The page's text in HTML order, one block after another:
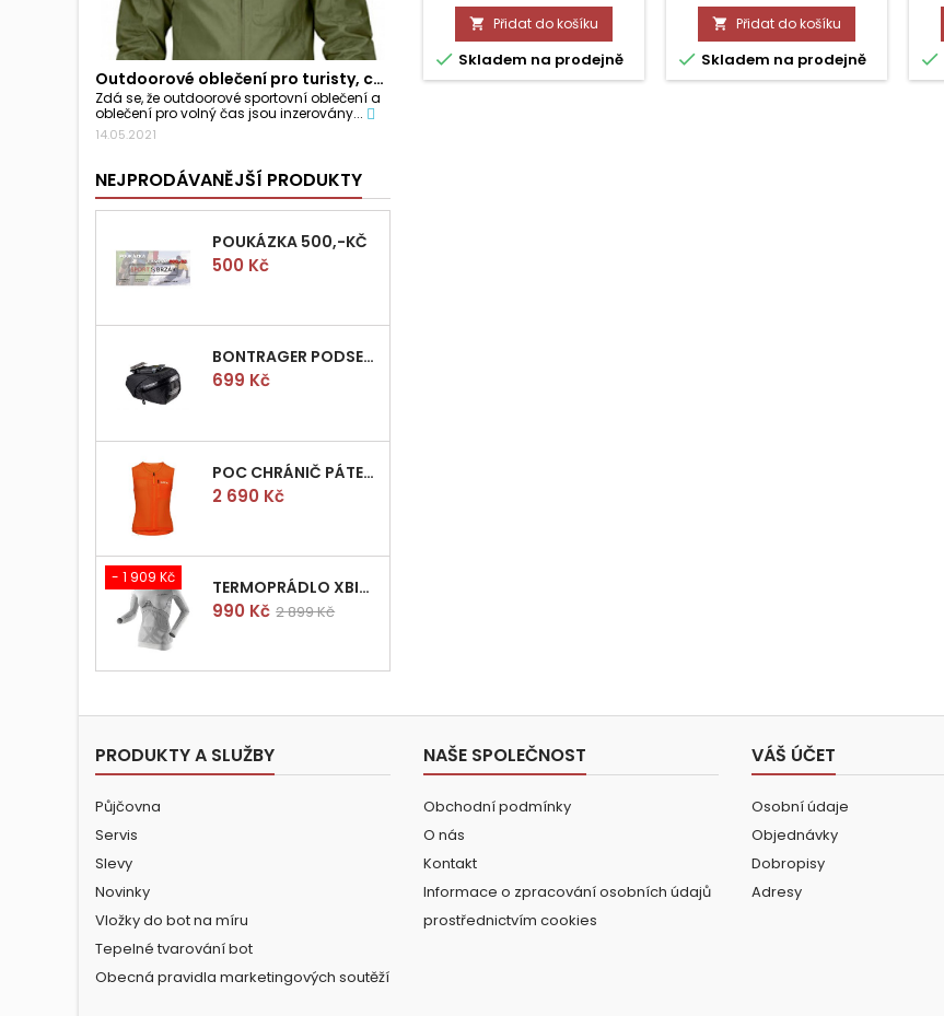
Outdoorové oblečení pro turisty, cyklisty a...
Zdá se, že outdoorové sportovní oblečení a
oblečení pro volný čas jsou inzerovány...
14.05.2021
NEJPRODÁVANĚJŠÍ PRODUKTY
POUKÁZKA 500,-KČ
Cena
500 Kč
BONTRAGER PODSEDLOVÁ BRAŠNIČKA PRO QUICK S
Cena
699 Kč
POC CHRÁNIČ PÁTEŘE POCITO VPD AIR VEST VEL.M
Cena
2 690 Kč
- 1 909 Kč TERMOPRÁDLO XBIONIC RADIACTOR WOMAN SHIRT LONGS L/XL
Cena
990 Kč Běžná
2 899 Kč
 Přidat do košíku
 Skladem na prodejně
 Přidat do košíku
 Skladem na prodejně 
PRODUKTY A SLUŽBY
Půjčovna
Servis
Slevy
Novinky
Vložky do bot na míru
Tepelné tvarování bot
Obecná pravidla marketingových soutěží
NAŠE SPOLEČNOST
Obchodní podmínky
O nás
Kontakt
Informace o zpracování osobních údajů
prostřednictvím cookies
VÁŠ ÚČET
Osobní údaje
Objednávky
Dobropisy
Adresy